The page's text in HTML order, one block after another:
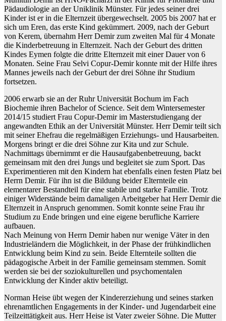
Pädaudiologie an der Uniklinik Münster. Für jedes seiner drei
Kinder ist er in die Elternzeit übergewechselt. 2005 bis 2007 hat er
sich um Eren, das erste Kind gekümmert. 2009, nach der Geburt
von Kerem, übernahm Herr Demir zum zweiten Mal für 4 Monate
die Kinderbetreuung in Elternzeit. Nach der Geburt des dritten
Kindes Eymen folgte die dritte Elternzeit mit einer Dauer von 6
Monaten. Seine Frau Selvi Copur-Demir konnte mit der Hilfe ihres
Mannes jeweils nach der Geburt der drei Söhne ihr Studium
fortsetzen.
2006 erwarb sie an der Ruhr Universität Bochum im Fach
Biochemie ihren Bachelor of Science. Seit dem Wintersemester
2014/15 studiert Frau Copur-Demir im Masterstudiengang der
angewandten Ethik an der Universität Münster. Herr Demir teilt sich
mit seiner Ehefrau die regelmäßigen Erziehungs- und Hausarbeiten.
Morgens bringt er die drei Söhne zur Kita und zur Schule.
Nachmittags übernimmt er die Hausaufgabenbetreuung, backt
gemeinsam mit den drei Jungs und begleitet sie zum Sport. Das
Experimentieren mit den Kindern hat ebenfalls einen festen Platz bei
Herrn Demir. Für ihn ist die Bildung beider Elternteile ein
elementarer Bestandteil für eine stabile und starke Familie. Trotz
einiger Widerstände beim damaligen Arbeitgeber hat Herr Demir die
Elternzeit in Anspruch genommen. Somit konnte seine Frau ihr
Studium zu Ende bringen und eine eigene berufliche Karriere
aufbauen.
Nach Meinung von Herrn Demir haben nur wenige Väter in den
Industrieländern die Möglichkeit, in der Phase der frühkindlichen
Entwicklung beim Kind zu sein. Beide Elternteile sollten die
pädagogische Arbeit in der Familie gemeinsam stemmen. Somit
werden sie bei der soziokulturellen und psychomentalen
Entwicklung der Kinder aktiv beteiligt.
Norman Heise übt wegen der Kindererziehung und seines starken
ehrenamtlichen Engagements in der Kinder- und Jugendarbeit eine
Teilzeittätigkeit aus. Herr Heise ist Vater zweier Söhne. Die Mutter